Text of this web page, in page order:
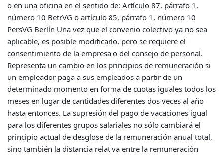
o en una oficina en el sentido de: Artículo 87, párrafo 1,
número 10 BetrVG o artículo 85, párrafo 1, número 10
PersVG Berlín Una vez que el convenio colectivo ya no sea
aplicable, es posible modificarlo, pero se requiere el
consentimiento de la empresa o del consejo de personal.
Representa un cambio en los principios de remuneración si
un empleador paga a sus empleados a partir de un
determinado momento en forma de cuotas iguales todos los
meses en lugar de cantidades diferentes dos veces al año
hasta entonces. La supresión del pago de vacaciones igual
para los diferentes grupos salariales no sólo cambiará el
principio actual de desglose de la remuneración anual total,
sino también la distancia relativa entre la remuneración